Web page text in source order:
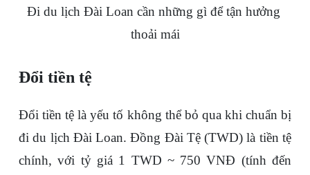
Đi du lịch Đài Loan cần những gì để tận hưởng
thoải mái
Đổi tiền tệ
đi du lịch Đài Loan. Đồng Đài Tệ (TWD) là tiền tệ
chính, với tỷ giá 1 TWD ~ 750 VNĐ (tính đến